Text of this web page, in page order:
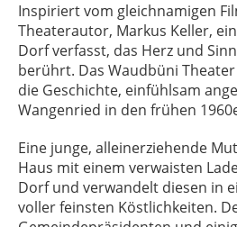
Inspiriert vom gleichnamigen
Theaterautor, Markus Keller,
Dorf verfasst, das Herz und
berührt. Das Waudbüni
die Geschichte, einfühlsam
Wangenried in den frühen
Eine junge, alleinerziehende
Haus mit einem verwaisten
Dorf und verwandelt diesen in
voller feinsten Köstlichkeiten.